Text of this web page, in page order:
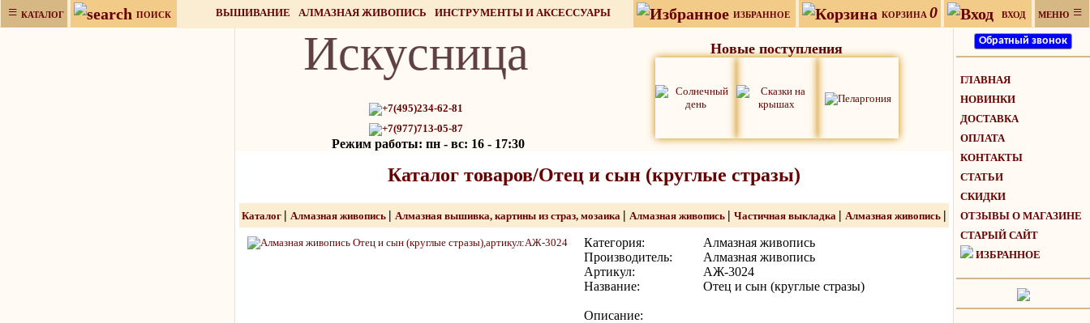
≡ КАТАЛОГ ПОИСК ВЫШИВАНИЕ АЛМАЗНАЯ ЖИВОПИСЬ
ИНСТРУМЕНТЫ И АКСЕССУАРЫ
НАБОРЫ ДЛЯ РУКОДЕЛИЯ
ИЗБРАННОЕ КОРЗИНА 0 ВХОД МЕНЮ ≡
Искусница
+7(495)234-62-81
+7(977)713-05-87
Режим работы: пн - вс: 16 - 17:30
Новые поступления
Каталог товаров/Отец и сын (круглые стразы)
Каталог | Алмазная живопись | Алмазная вышивка, картины из страз, мозаика | Алмазная живопись | Частичная выкладка | Алмазная живопись |
Категория:
Алмазная живопись
Производитель:
Алмазная живопись
Артикул:
АЖ-3024
Название:
Отец и сын (круглые стразы)
Описание:
ГЛАВНАЯ
НОВИНКИ
ДОСТАВКА
ОПЛАТА
КОНТАКТЫ
СТАТЬИ
СКИДКИ
ОТЗЫВЫ О МАГАЗИНЕ
СТАРЫЙ САЙТ
ИЗБРАННОЕ